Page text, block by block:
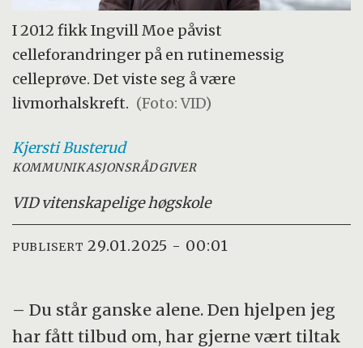
I 2012 fikk Ingvill Moe påvist
celleforandringer på en rutinemessig
celleprøve. Det viste seg å være
livmorhalskreft. (Foto: VID)
KjerstiBusterud
KOMMUNIKASJONSRÅDGIVER
VID vitenskapelige høgskole
PUBLISERT 29.01.2025 - 00:01
– Du står ganske alene. Den hjelpen jeg
har fått tilbud om, har gjerne vært tiltak